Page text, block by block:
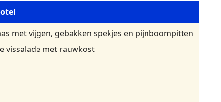
met vijgen, gebakken spekjes en pijnboompitten
vissalade met rauwkost